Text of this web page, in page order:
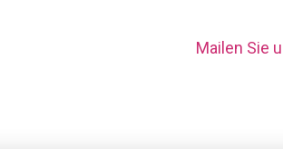
Mailen Sie